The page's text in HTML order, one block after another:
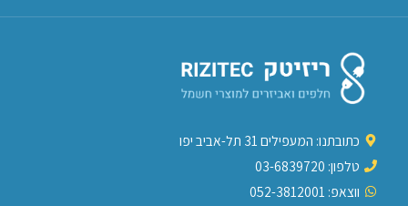
כתובתנו: המעפילים 31 תל-אביב יפו
טלפון: 03-6839720
ווצאפ: 052-3812001